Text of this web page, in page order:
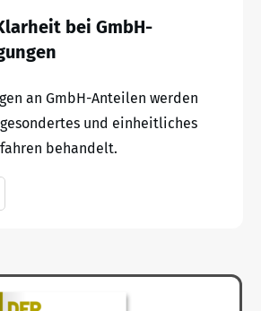
bei GmbH-
an GmbH-Anteilen werden
und einheitliches
behandelt.